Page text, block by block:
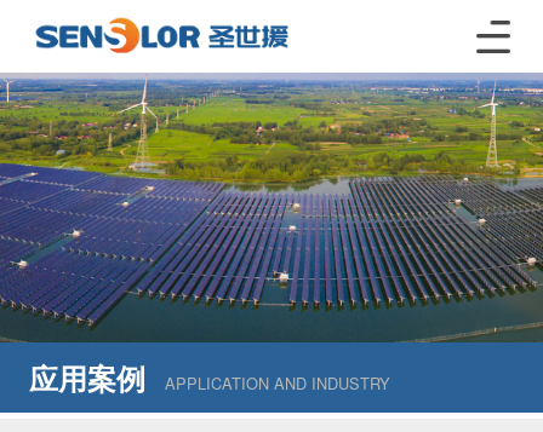
应用案例 APPLICATION AND INDUSTRY